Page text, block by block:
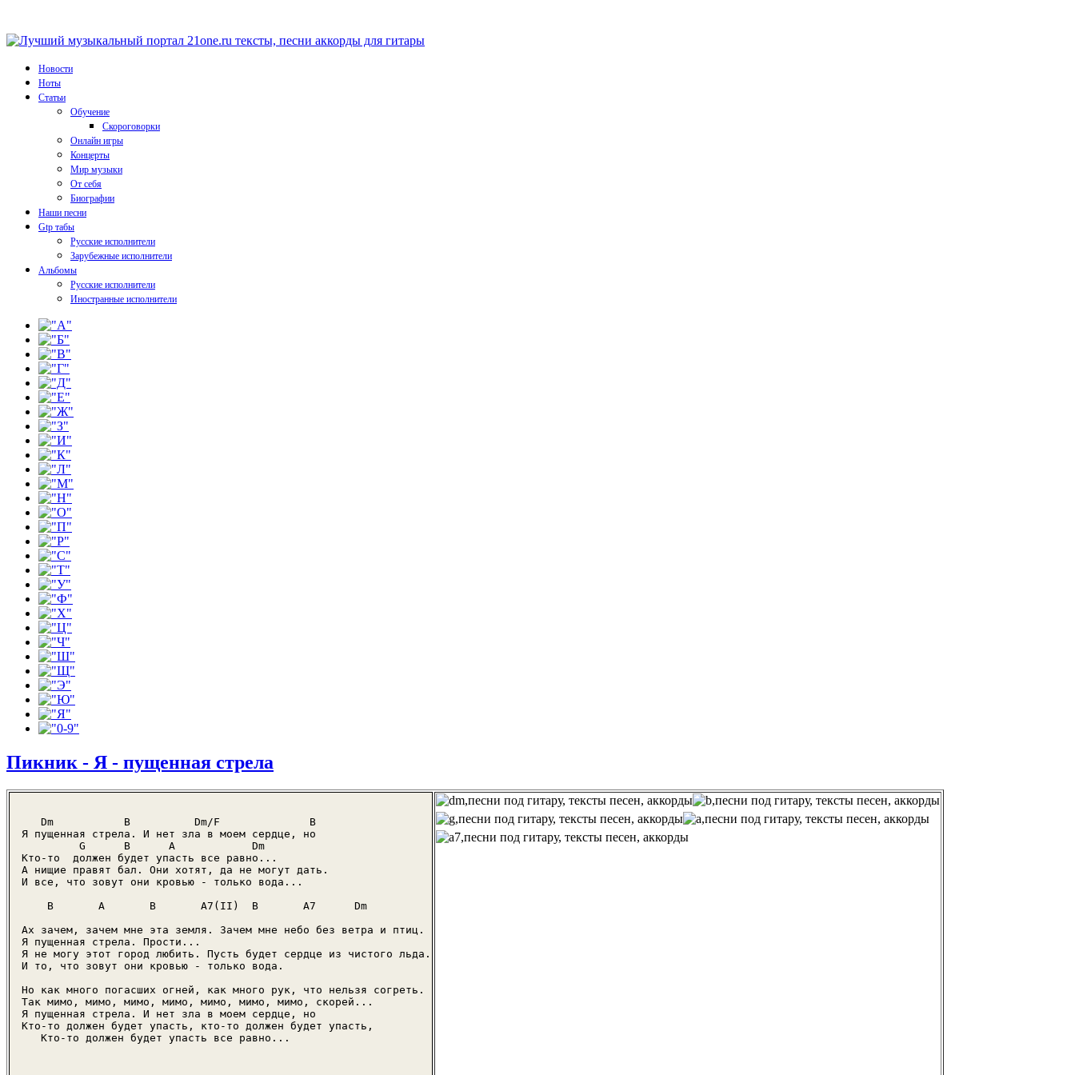
Новости
Ноты
Статьи
Обучение
Скороговорки
Онлайн игры
Концерты
Мир музыки
От себя
Биографии
Наши песни
Gtp табы
Русские исполнители
Зарубежные исполнители
Альбомы
Русские исполнители
Иностранные исполнители
Пикник - Я - пущенная стрела
   Dm           B          Dm/F              B
Я пущенная стрела. И нет зла в моем сердце, но
         G      B      A            Dm
Кто-то  должен будет упасть все равно...
А нищие правят бал. Они хотят, да не могут дать.
И все, что зовут они кровью - только вода...
    B       A       B       A7(II)  B       A7      Dm
Ах зачем, зачем мне эта земля. Зачем мне небо без ветра и птиц.
Я пущенная стрела. Прости...
Я не могу этот город любить. Пусть будет сердце из чистого льда.
И то, что зовут они кровью - только вода.
Но как много погасших огней, как много рук, что нельзя согреть.
Так мимо, мимо, мимо, мимо, мимо, мимо, мимо, скорей...
Я пущенная стрела. И нет зла в моем сердце, но
Кто-то должен будет упасть, кто-то должен будет упасть,
   Кто-то должен будет упасть все равно...